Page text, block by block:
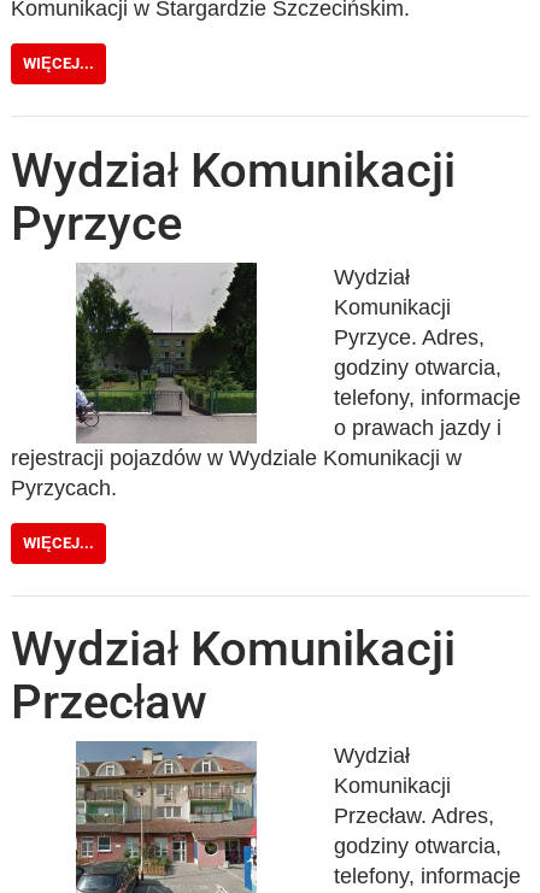
Komunikacji w Stargardzie Szczecińskim.
WIĘCEJ...
Wydział Komunikacji
Pyrzyce
Wydział
Komunikacji
Pyrzyce. Adres,
godziny otwarcia,
telefony, informacje
o prawach jazdy i
rejestracji pojazdów w Wydziale Komunikacji w
Pyrzycach.
WIĘCEJ...
Wydział Komunikacji
Przecław
Wydział
Komunikacji
Przecław. Adres,
godziny otwarcia,
telefony, informacje